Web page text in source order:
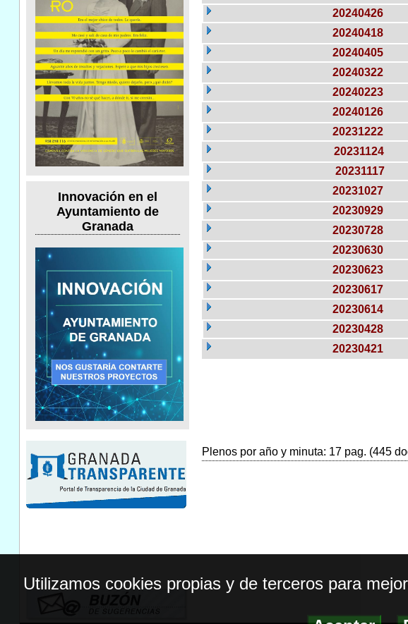
Innovación en el
Ayuntamiento de
Granada
20240426
20240418
20240405
20240322
20240223
20240126
20231222
20231124
20231117
20231027
20230929
20230728
20230630
20230623
20230617
20230614
20230428
20230421
Plenos por año y minuta: 17 pag. (445
Utilizamos cookies propias y de terceros para